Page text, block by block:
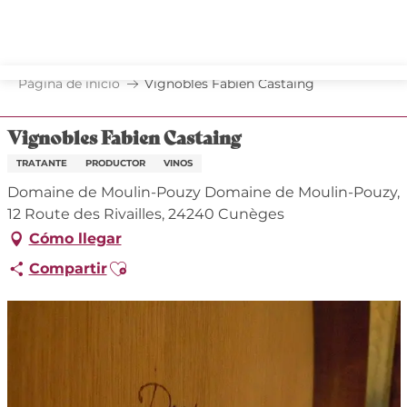
principal
Página de inicio Vignobles Fabien Castaing
Vignobles Fabien Castaing
TRATANTE PRODUCTOR VINOS
Domaine de Moulin-Pouzy Domaine de Moulin-Pouzy,
12 Route des Rivailles, 24240 Cunèges
Cómo llegar
CompartirAjouter aux favoris